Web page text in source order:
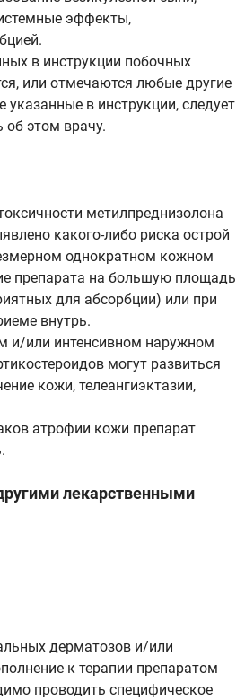
эффекты,
в инструкции побочных
или отмечаются любые другие
в инструкции, следует
этом врачу.
метилпреднизолона
какого-либо риска острой
однократном кожном
препарата на большую площадь
для абсорбции) или при
внутрь.
и/или интенсивном наружном
могут развиться
кожи, телеангиэктазии,
атрофии кожи препарат
лекарственными
дерматозов и/или
к терапии препаратом
проводить специфическое